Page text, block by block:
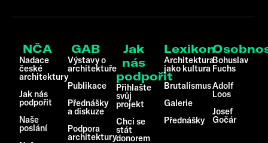
NČA
Nadace
české
architektury
Jak nás
podpořit
Naše
poslání
GAB
Výstavy o
architektuře
Publikace
Přednášky
a diskuze
Podpora
architektury
Jak
nás
podpořit
Přihlašte
svůj
projekt
Chci se
stát
donorem
Lexikon
Architektura
jako kultura
Brutalismus
Galerie
Přednášky
Bohuslav
Fuchs
Adolf
Loos
Josef
Gočár